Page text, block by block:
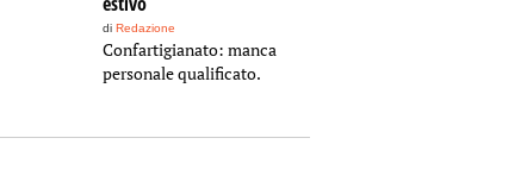
di Redazione
Confartigianato: manca
personale qualificato.